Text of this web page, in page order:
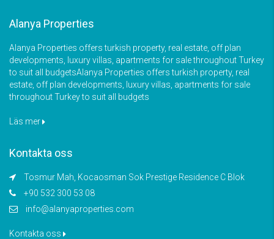
Alanya Properties
Alanya Properties offers turkish property, real estate, off plan
developments, luxury villas, apartments for sale throughout Turkey
to suit all budgetsAlanya Properties offers turkish property, real
estate, off plan developments, luxury villas, apartments for sale
throughout Turkey to suit all budgets
Läs mer
Kontakta oss
Tosmur Mah, Kocaosman Sok Prestige Residence C Blok
+90 532 300 53 08
info@alanyaproperties.com
Kontakta oss